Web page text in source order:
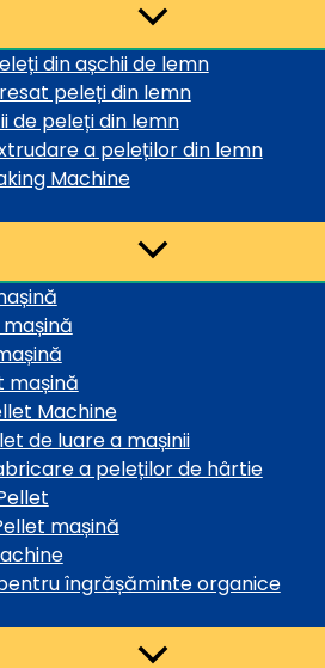
din așchii de lemn
peleți din lemn
de peleți din lemn
a peleților din lemn
Machine
mașină
Machine
de luare a mașinii
a peleților de hârtie
mașină
îngrășăminte organice